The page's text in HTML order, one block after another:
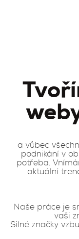
a vůbec
podnikání v
potřeba.
aktuální
Naše práce je
vaši
Silné značky